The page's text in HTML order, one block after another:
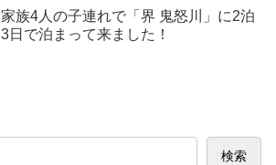
家族4人の子連れで「界 鬼怒川」に2泊
3日で泊まって来ました！
検索